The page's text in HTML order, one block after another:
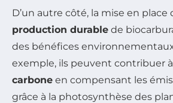
D’un autre côté, la mise en place
production durable de
des bénéfices
exemple, ils peuvent contribuer
carbone en compensant les
grâce à la photosynthèse des